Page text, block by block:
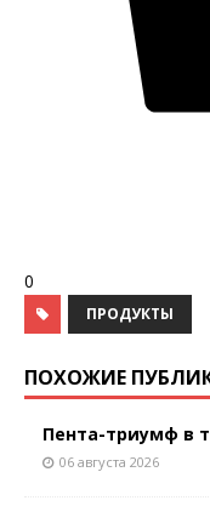
0
ПРОДУКТЫ
ПОХОЖИЕ
Пента-триумф в
06 августа 2026